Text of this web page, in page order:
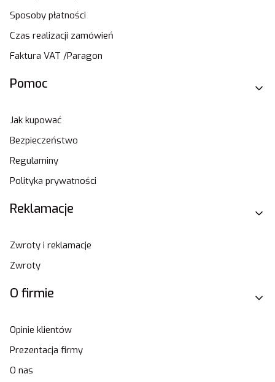
Sposoby płatności
Czas realizacji zamówień
Faktura VAT /Paragon
Pomoc
Jak kupować
Bezpieczeństwo
Regulaminy
Polityka prywatności
Reklamacje
Zwroty i reklamacje
Zwroty
O firmie
Opinie klientów
Prezentacja firmy
O nas